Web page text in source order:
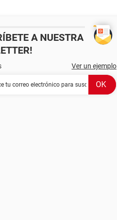
A NUESTRA
Ver un ejemplo